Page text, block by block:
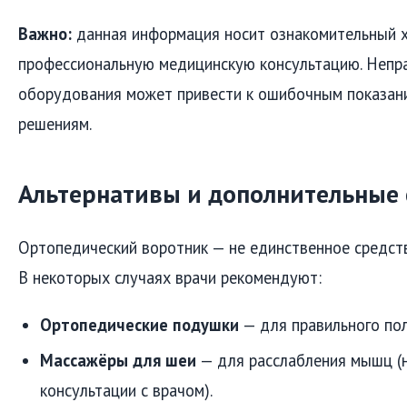
Важно: данная информация носит ознакомительный
профессиональную медицинскую консультацию.
оборудования может привести к ошибочным
решениям.
Альтернативы и дополнительные
Ортопедический воротник — не единственное
В некоторых случаях врачи рекомендуют:
Ортопедические подушки — для правильного
Массажёры для шеи — для расслабления мышц
консультации с врачом).